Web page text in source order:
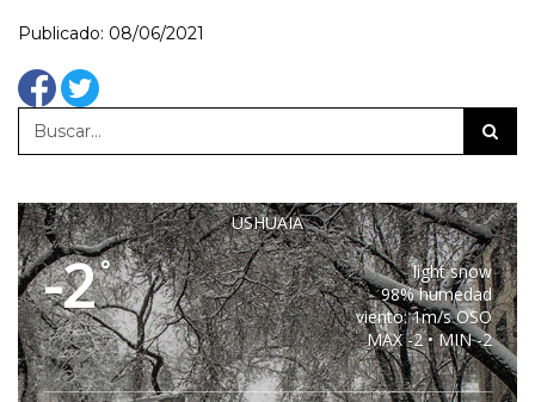
Publicado: 08/06/2021
USHUAIA
-2°
light snow
98% humedad
viento: 1m/s OSO
MAX -2 • MIN -2